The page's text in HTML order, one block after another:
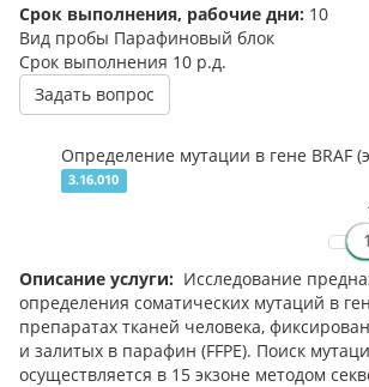
Срок выполнения, рабочие дни: 10
Вид пробы Парафиновый блок
Срок выполнения 10 р.д.
Задать вопрос
Определение мутации в гене BRAF
3.16.010
Описание услуги: Исследование
определения соматических мутаций в
препаратах тканей человека,
и залитых в парафин (FFPE). Поиск
осуществляется в 15 экзоне методом